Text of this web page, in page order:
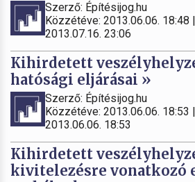
Szerző: Építésijog.hu
Közzétéve: 2013.06.06.
2013.07.16. 23:06
Kihirdetett
hatósági eljárásai »
Szerző: Építésijog.hu
Közzétéve: 2013.06.06.
2013.06.06. 18:53
Kihirdetett
kivitelezésre vonatkozó